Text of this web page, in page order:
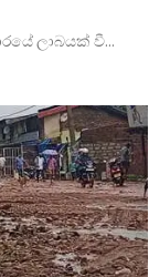
ලාබයක් වී...